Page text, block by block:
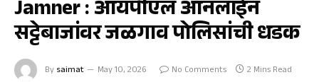
Jamner : आयपीएल ऑनलाईन
सट्टेबाजांवर जळगाव पोलिसांची धडक
By saimat May 10, 2026 No Comments 2 Mins Read